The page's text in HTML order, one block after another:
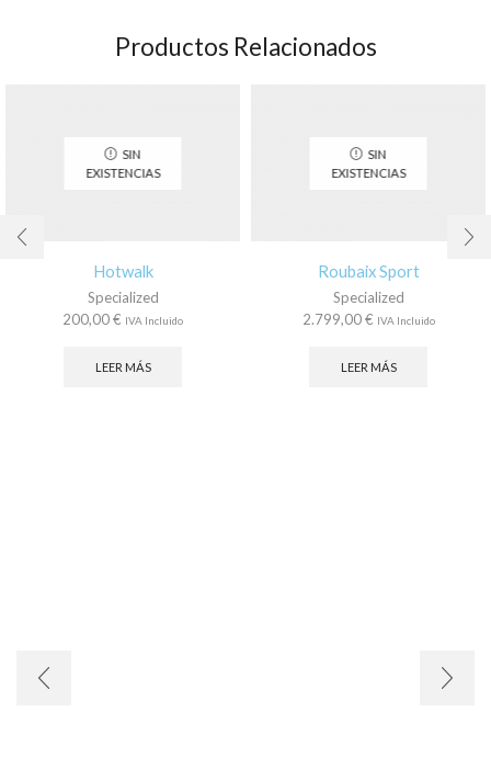
Productos Relacionados
SIN
EXISTENCIAS
Hotwalk
Specialized
200,00€ IVA Incluido
LEER MÁS
SIN
EXISTENCIAS
Roubaix Sport
Specialized
2.799,00€ IVA Incluido
LEER MÁS